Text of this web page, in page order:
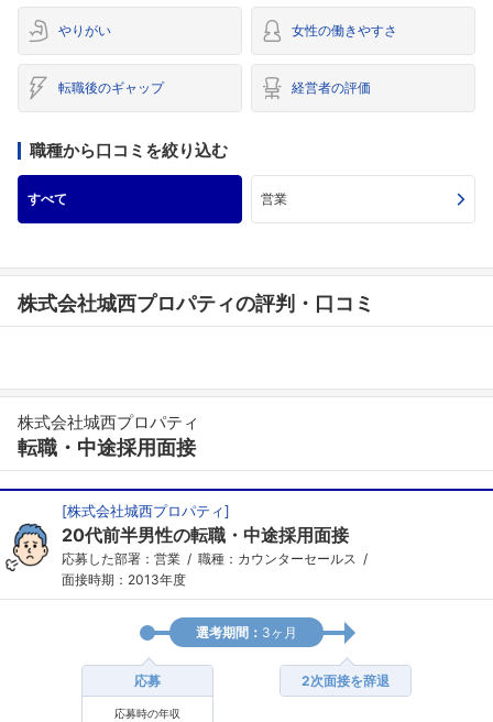
やりがい 女性の働きやすさ
転職後のギャップ 経営者の評価
職種から口コミを絞り込む
すべて 営業
株式会社城西プロパティの評判・口コミ
株式会社城西プロパティ
転職・中途採用面接
[株式会社城西プロパティ]
20代前半男性の転職・中途採用面接
応募した部署：営業
職種：カウンターセールス
面接時期：2013年度
選考期間： 3ヶ月
応募
応募時の年収
2次面接を辞退